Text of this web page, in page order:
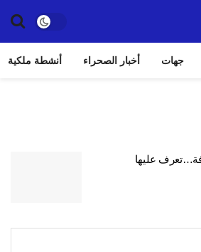
جهات أخبار الصحراء أنشطة ملكية